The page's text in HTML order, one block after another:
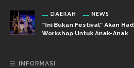
DAERAH NEWS
“Ini Bukan Festival” Akan
Workshop Untuk Anak-Anak
INFORMASI